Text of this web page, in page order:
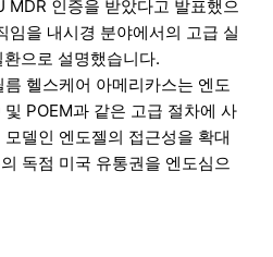
MDR 인증을 받았다고 발표했으
임을 내시경 분야에서의 고급 실
으로 설명했습니다.
헬스케어 아메리카스는 엔도
POEM과 같은 고급 절차에 사
델인 엔도젤의 접근성을 확대
독점 미국 유통권을 엔도심으